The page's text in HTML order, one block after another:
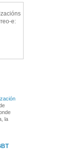
e:
la